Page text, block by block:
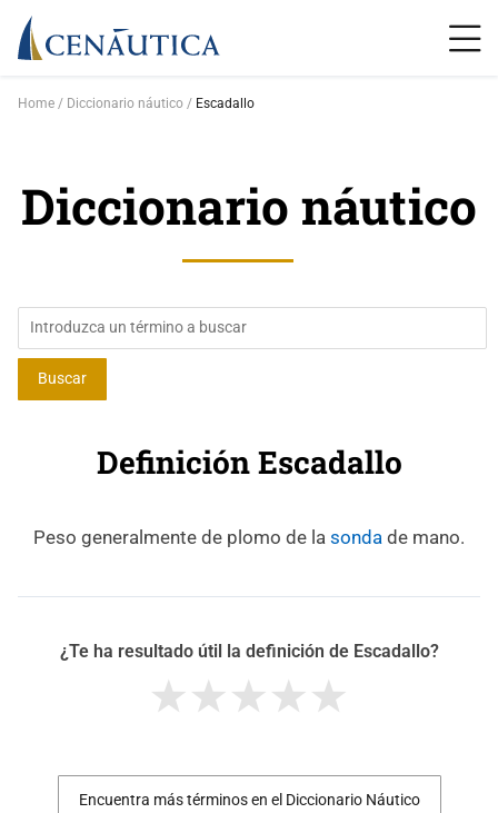
Home Diccionario náutico Escadallo
Diccionario náutico
Definición Escadallo
Peso generalmente de plomo de la sonda de mano.
¿Te ha resultado útil la definición de Escadallo?
Encuentra más términos en el Diccionario Náutico